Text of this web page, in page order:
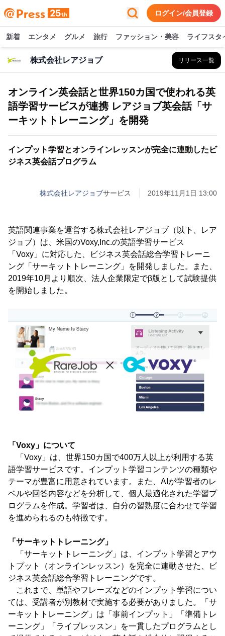
ログイン/会員登録
新着 エンタメ グルメ 旅行 ファッション・美容 ライフスタ
株式会社レアジョブ リリース一覧
オンライン英会話と世界150カ国で使われる英
語学習サービスが連携 レアジョブ英会話「サ
ーキットトレーニング」を開発
インプット学習とオンラインレッスンが完全に連動したビ
ジネス英会話プログラム
株式会社レアジョブサービス 2019年11月1日 13:00
英語関連事業を運営する株式会社レアジョブ（以下、レア
ジョブ）は、米国のVoxy,Inc.の英語学習サービス
「Voxy」に対応した、ビジネス英会話総合学習トレーニ
ング「サーキットトレーニング」を開発しました。また、
2019年10月より順次、法人企業限定でβ版として試験提供
を開始しました。
「Voxy」について
「Voxy」は、世界150カ国で400万人以上が利用する英
語学習サービスです。インプット学習コンテンツの種類や
テーマが豊富に用意されています。また、AIが学習者のレ
ベルや回答内容などを分析して、個人最適化された学習プ
ログラムを作成。学習者は、自分の習熟度に合わせて学習
を進められるのも特徴です。
「サーキットトレーニング」
「サーキットトレーニング」は、インプット学習とアウ
トプット（オンラインレッスン）を完全に連動させた、ビ
ジネス英会話総合学習トレーニングです。
これまで、単語やフレーズなどのインプット学習につい
ては、受講者が別教材で実施する必要がありました。「サ
ーキットトレーニング」は「事前インプット」「準備トレ
ーニング」「ライブレッスン」を一貫したプログラムとし